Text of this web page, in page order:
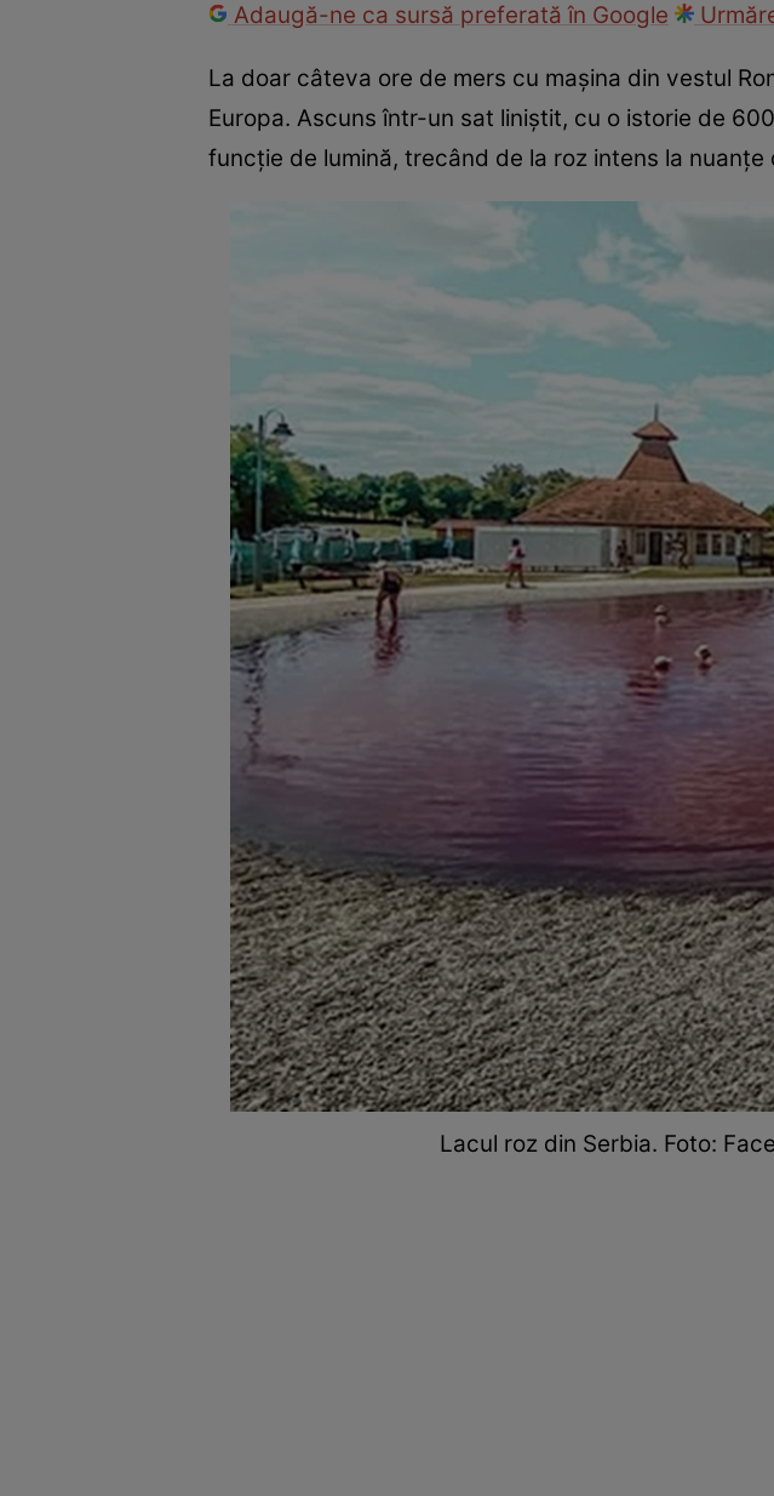
Adaugă-ne ca sursă preferată în Google
La doar câteva ore de mers cu mașina din vestul
Europa. Ascuns într-un sat liniștit, cu o istorie de
funcție de lumină, trecând de la roz intens la nuanțe
Lacul roz din Serbia. Foto: